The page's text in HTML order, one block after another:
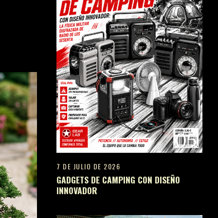
05
7 DE JULIO DE 2026
GADGETS DE CAMPING CON DISEÑO
INNOVADOR